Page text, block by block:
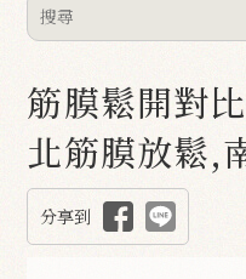
筋膜鬆開對
北筋膜放鬆,
分享到